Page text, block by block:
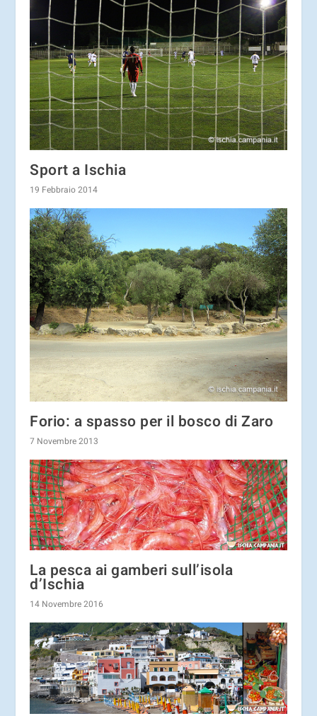
Sport a Ischia
19 Febbraio 2014
Forio: a spasso per il bosco di Zaro
7 Novembre 2013
La pesca ai gamberi sull’isola
d’Ischia
14 Novembre 2016